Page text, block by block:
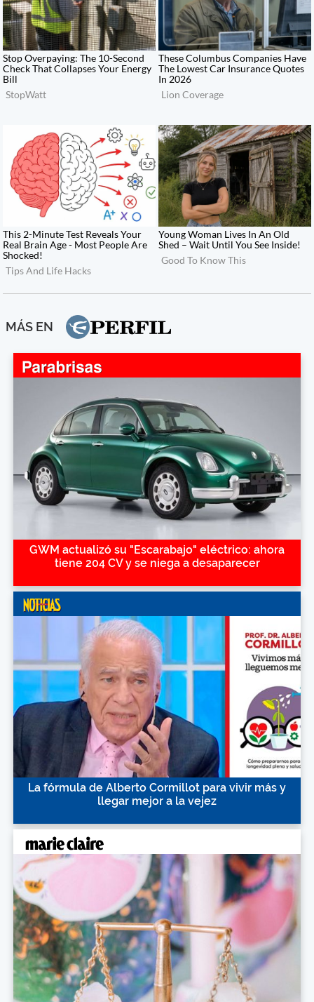
MÁS EN
GWM actualizó su "Escarabajo" eléctrico: ahora
tiene 204 CV y se niega a desaparecer
La fórmula de Alberto Cormillot para vivir más y
llegar mejor a la vejez